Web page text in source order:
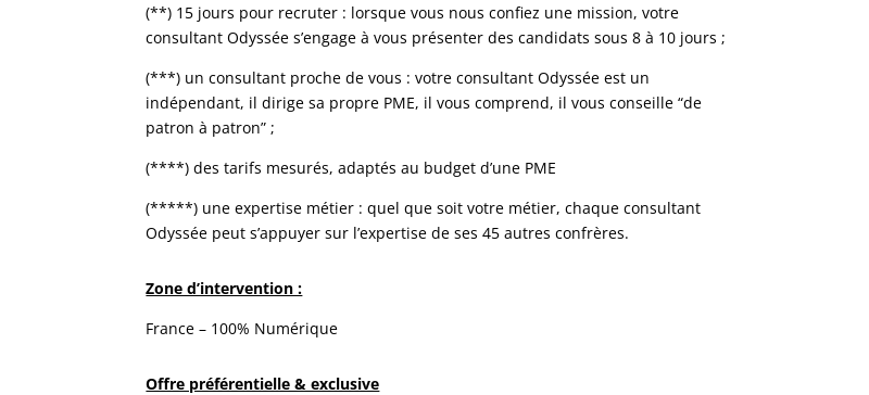
(**) 15 jours pour recruter : lorsque vous nous confiez une mission, votre
consultant Odyssée s’engage à vous présenter des candidats sous 8 à 10 jours ;
(***) un consultant proche de vous : votre consultant Odyssée est un
indépendant, il dirige sa propre PME, il vous comprend, il vous conseille “de
patron à patron” ;
(****) des tarifs mesurés, adaptés au budget d’une PME
(*****) une expertise métier : quel que soit votre métier, chaque consultant
Odyssée peut s’appuyer sur l’expertise de ses 45 autres confrères.
Zone d’intervention :
France – 100% Numérique
Offre préférentielle & exclusive